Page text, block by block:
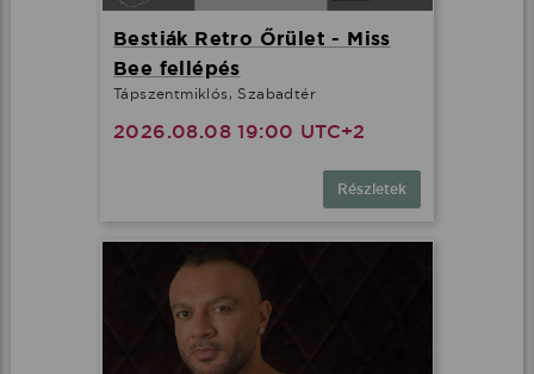
Bestiák Retro Őrület - Miss
Bee fellépés
Tápszentmiklós, Szabadtér
2026.08.08 19:00 UTC+2
Részletek